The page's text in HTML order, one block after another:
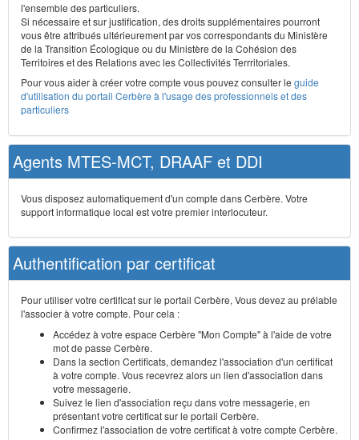
l'ensemble des particuliers.
Si nécessaire et sur justification, des droits supplémentaires pourront
vous être attribués ultérieurement par vos correspondants du Ministère
de la Transition Écologique ou du Ministère de la Cohésion des
Territoires et des Relations avec les Collectivités Terrritoriales.
Pour vous aider à créer votre compte vous pouvez consulter le guide
d'utilisation du portail Cerbère à l'usage des professionnels et des
particuliers
Agents MTES-MCT, DRAAF et DDI
Vous disposez automatiquement d'un compte dans Cerbère. Votre
support informatique local est votre premier interlocuteur.
Authentification par certificat
Pour utiliser votre certificat sur le portail Cerbère, Vous devez au prélable
l'associer à votre compte. Pour cela :
Accédez à votre espace Cerbère "Mon Compte" à l'aide de votre
mot de passe Cerbère.
Dans la section Certificats, demandez l'association d'un certificat
à votre compte. Vous recevrez alors un lien d'association dans
votre messagerie.
Suivez le lien d'association reçu dans votre messagerie, en
présentant votre certificat sur le portail Cerbère.
Confirmez l'association de votre certificat à votre compte Cerbère.